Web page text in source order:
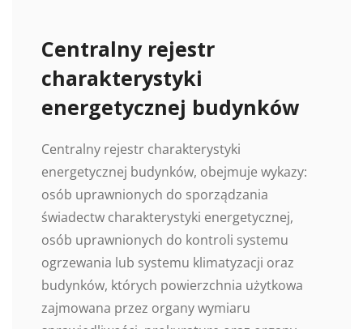
Centralny rejestr
charakterystyki
energetycznej budynków
Centralny rejestr charakterystyki
energetycznej budynków, obejmuje wykazy:
osób uprawnionych do sporządzania
świadectw charakterystyki energetycznej,
osób uprawnionych do kontroli systemu
ogrzewania lub systemu klimatyzacji oraz
budynków, których powierzchnia użytkowa
zajmowana przez organy wymiaru